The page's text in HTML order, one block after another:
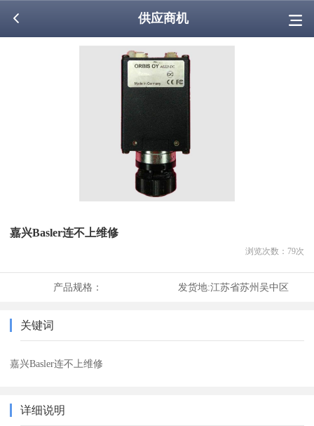
供应商机
嘉兴Basler连不上维修
浏览次数： 79次
产品规格： 发货地:江苏省苏州吴中区
关键词
嘉兴Basler连不上维修
详细说明